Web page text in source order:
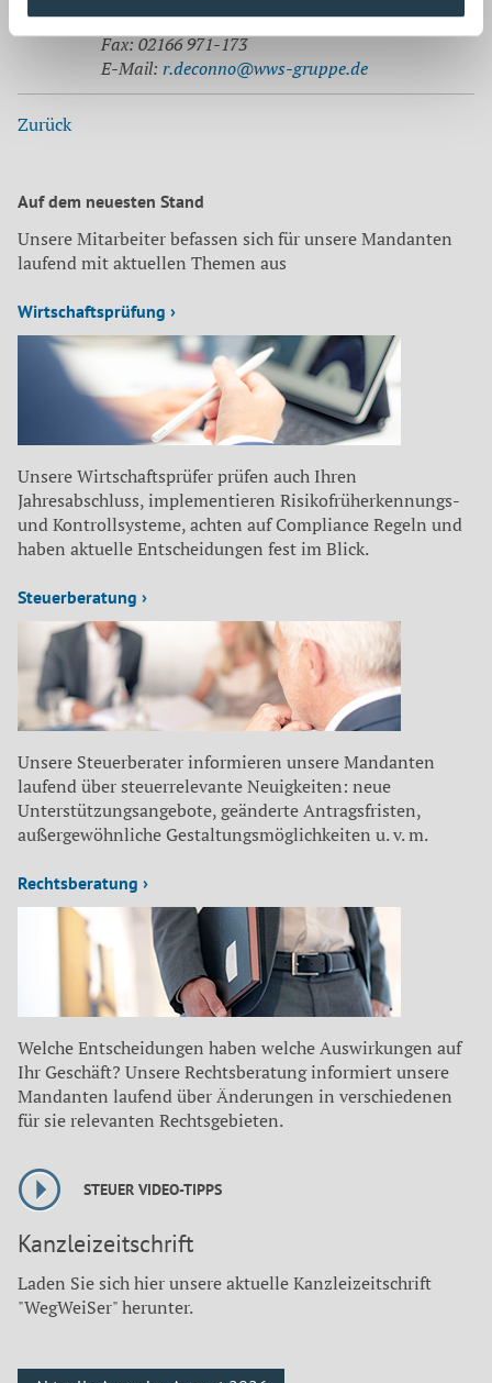
Tel.: 02166 971-128
Fax: 02166 971-173
E-Mail: r.deconno@wws-gruppe.de
Zurück
Auf dem neuesten Stand
Unsere Mitarbeiter befassen sich für unsere Mandanten
laufend mit aktuellen Themen aus
Wirtschaftsprüfung ›
Unsere Wirtschaftsprüfer prüfen auch Ihren
Jahresabschluss, implementieren Risikofrüherkennungs-
und Kontrollsysteme, achten auf Compliance Regeln und
haben aktuelle Entscheidungen fest im Blick.
Steuerberatung ›
Unsere Steuerberater informieren unsere Mandanten
laufend über steuerrelevante Neuigkeiten: neue
Unterstützungsangebote, geänderte Antragsfristen,
außergewöhnliche Gestaltungsmöglichkeiten u. v. m.
Rechtsberatung ›
Welche Entscheidungen haben welche Auswirkungen auf
Ihr Geschäft? Unsere Rechtsberatung informiert unsere
Mandanten laufend über Änderungen in verschiedenen
für sie relevanten Rechtsgebieten.
STEUER VIDEO-TIPPS
Kanzleizeitschrift
Laden Sie sich hier unsere aktuelle Kanzleizeitschrift
"WegWeiSer" herunter.